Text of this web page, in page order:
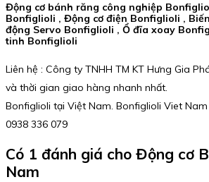
Động cơ bánh răng công nghiệp
Bonfiglioli , Động cơ điện Bonfiglioli ,
động Servo Bonfiglioli , Ổ đĩa xoay
tinh Bonfiglioli
Liên hệ : Công ty TNHH TM KT Hưng Gia
và thời gian giao hàng nhanh nhất.
Bonfiglioli tại Việt Nam. Bonfiglioli Viet
0938 336 079
Có 1 đánh giá cho Động cơ
Nam